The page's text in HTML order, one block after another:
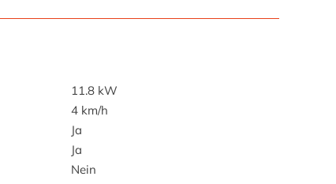
11.8 kW
4 km/h
Ja
Ja
Nein